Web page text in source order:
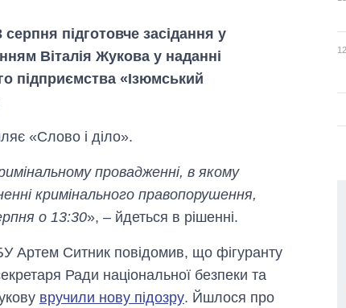
підготовче засідання у
Віталія Жукова у наданні
підприємства «Ізюмський
«Слово і діло».
провадженні, в якому
кримінального правопорушення,
о 13:30», – йдеться в рішенні.
Артем Ситник повідомив, що фігуранту
Ради національної безпеки та
вручили нову підозру. Йшлося про
Скільки картоплі
Україні до і під час
великої війни